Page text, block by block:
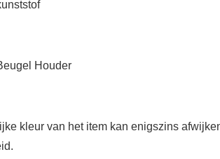
Houder
kleur van het item kan enigszins